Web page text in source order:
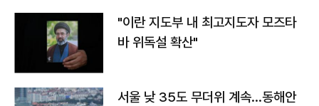
"이란 지도부 내 최고지도자 모즈타
바 위독설 확산"
서울 낮 35도 무더위 계속…동해안